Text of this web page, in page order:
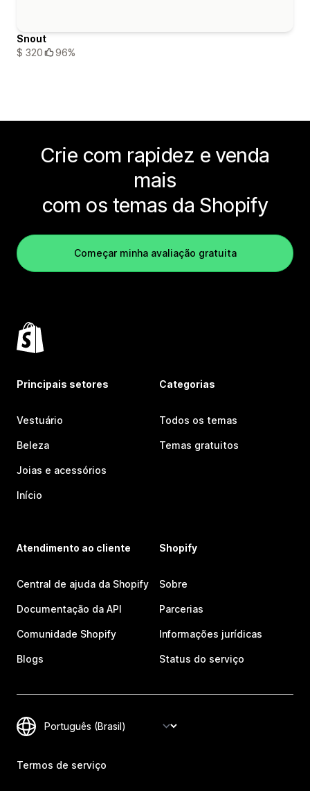
Snout
$ 320
96%
Crie com rapidez e venda
mais
com os temas da Shopify
Começar minha avaliação gratuita
Principais setores
Vestuário
Beleza
Joias e acessórios
Início
Categorias
Todos os temas
Temas gratuitos
Atendimento ao cliente
Central de ajuda da Shopify
Documentação da API
Comunidade Shopify
Blogs
Shopify
Sobre
Parcerias
Informações jurídicas
Status do serviço
Termos de serviço